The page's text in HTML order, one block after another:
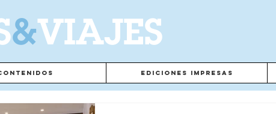
&VIAJES
Ediciones Impresas